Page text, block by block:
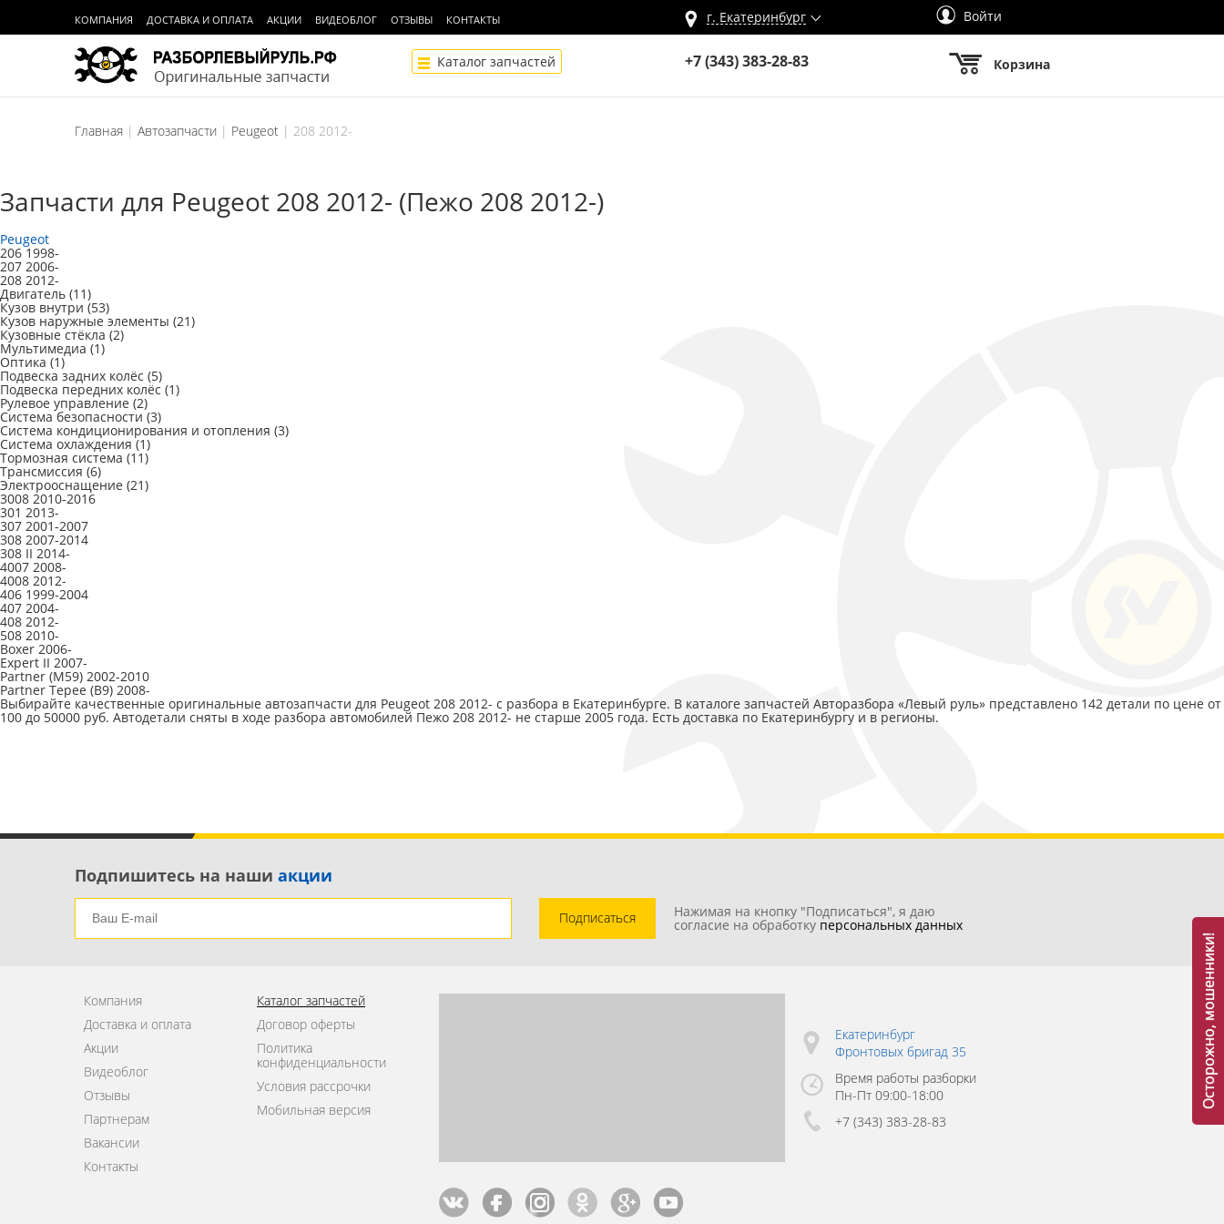
КОМПАНИЯ ДОСТАВКА И ОПЛАТА АКЦИИ ВИДЕОБЛОГ ОТЗЫВЫ КОНТАКТЫ г. Екатеринбург Войти
Каталог запчастей +7 (343) 383-28-83 Корзина
Главная Автозапчасти Peugeot 208 2012-
Запчасти для Peugeot 208 2012- (Пежо 208 2012-)
Peugeot
206 1998-
207 2006-
208 2012-
Двигатель (11)
Кузов внутри (53)
Кузов наружные элементы (21)
Кузовные стёкла (2)
Мультимедиа (1)
Оптика (1)
Подвеска задних колёс (5)
Подвеска передних колёс (1)
Рулевое управление (2)
Система безопасности (3)
Система кондиционирования и отопления (3)
Система охлаждения(1)
Тормозная система (11)
Трансмиссия (6)
Электрооснащение (21)
3008 2010-2016
301 2013-
307 2001-2007
308 2007-2014
308 II 2014-
4007 2008-
4008 2012-
406 1999-2004
407 2004-
408 2012-
508 2010-
Boxer 2006-
Expert II 2007-
Partner (M59) 2002-2010
Partner Tepee (B9) 2008-
Выбирайте качественные оригинальные автозапчасти для Peugeot 208 2012- с разбора в Екатеринбурге. В каталоге запчастей Авторазбора «Левый руль» представлено 142 детали по цене от
100 до 50000 руб. Автодетали сняты в ходе разбора автомобилей Пежо 208 2012- не старше 2005 года. Есть доставка по Екатеринбургу и в регионы.
Подпишитесь на наши акции
Подписаться Нажимая на кнопку "Подписаться", я даю
согласие на обработку персональных данных
Компания
Доставка и оплата
Акции
Видеоблог
Отзывы
Партнерам
Вакансии
Контакты
Каталог запчастей
Договор оферты
Политика
конфиденциальности
Условия рассрочки
Мобильная версия
Екатеринбург
Фронтовых бригад 35
Время работы разборки
Пн-Пт 09:00-18:00
+7 (343) 383-28-83
Осторожно, мошенники!